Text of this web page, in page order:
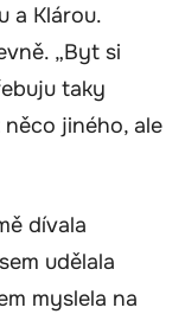
a Klárou.
„Byt si
taky
jiného, ale
dívala
udělala
myslela na